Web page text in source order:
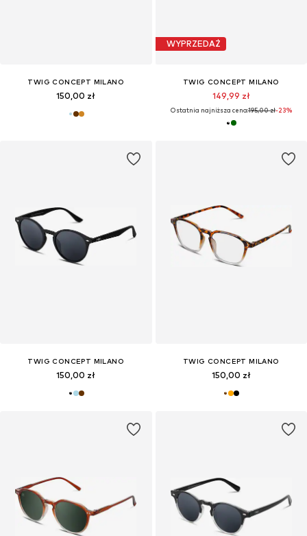
TWIG CONCEPT MILANO
150,00 zł
WYPRZEDAŻ
TWIG CONCEPT MILANO
149,99 zł
Ostatnia najniższa cena:195,00 zł-23%
TWIG CONCEPT MILANO
150,00 zł
TWIG CONCEPT MILANO
150,00 zł